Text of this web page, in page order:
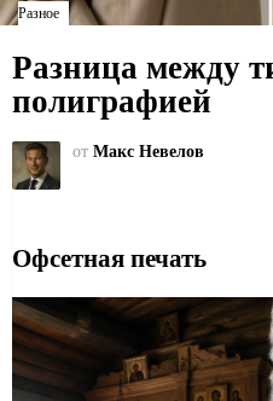
Разное
Разница между
полиграфией
от Макс Невелов
Офсетная печать